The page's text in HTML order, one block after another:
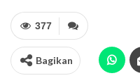
377
Bagikan